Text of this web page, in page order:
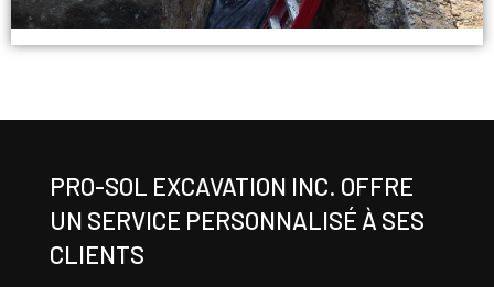
PRO-SOL EXCAVATION INC. OFFRE
UN SERVICE PERSONNALISÉ À SES
CLIENTS